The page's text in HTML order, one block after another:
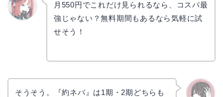
月550円でこれだけ見られるなら、コスパ最
強じゃない？無料期間もあるなら気軽に試
せそう！
そうそう。『約ネバ』は1期・2期どちらも